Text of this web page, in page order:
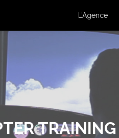
L’Agence
TRAINING